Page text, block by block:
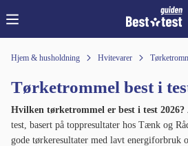
Hjem & husholdning Hvitevarer
Tørketrommel best i
Hvilken tørketrommel er best i test 2026?
test, basert på toppresultater hos Tænk og
gode tørkeresultater med lavt energiforbruk